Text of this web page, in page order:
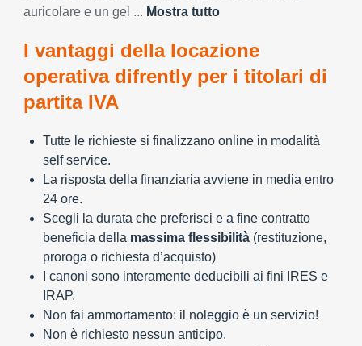
auricolare e un gel ... Mostra tutto
I vantaggi della locazione
operativa difrently per i titolari di
partita IVA
Tutte le richieste si finalizzano online in modalità
self service.
La risposta della finanziaria avviene in media entro
24 ore.
Scegli la durata che preferisci e a fine contratto
beneficia della massima flessibilità (restituzione,
proroga o richiesta d’acquisto)
I canoni sono interamente deducibili ai fini IRES e
IRAP.
Non fai ammortamento: il noleggio è un servizio!
Non è richiesto nessun anticipo.